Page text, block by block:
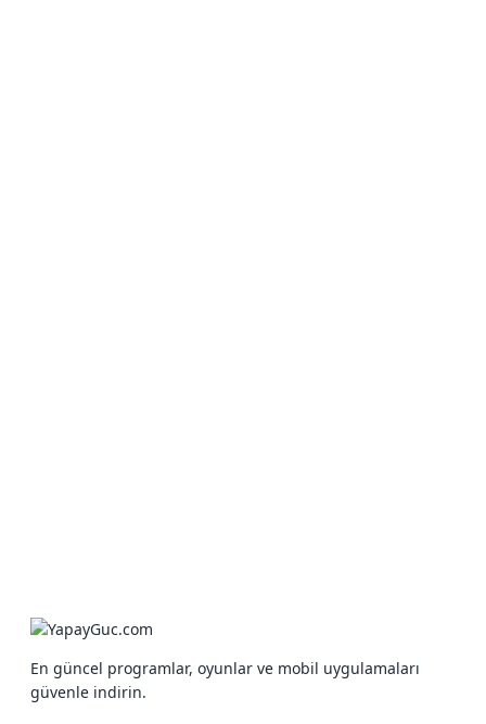
En güncel programlar, oyunlar ve mobil uygulamaları
güvenle indirin.